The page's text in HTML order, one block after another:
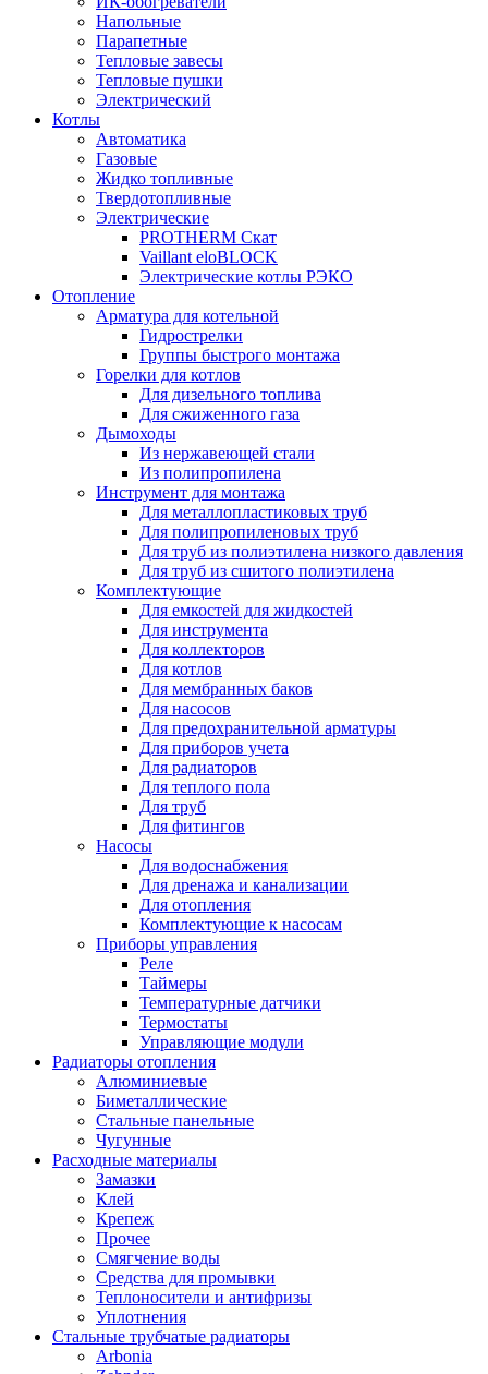
Напольные
Парапетные
Тепловые завесы
Тепловые пушки
Электрический
Котлы
Автоматика
Газовые
Жидко топливные
Твердотопливные
Электрические
PROTHERM Скат
Vaillant eloBLOCK
Электрические котлы РЭКО
Отопление
Арматура для котельной
Гидрострелки
Группы быстрого монтажа
Горелки для котлов
Для дизельного топлива
Для сжиженного газа
Дымоходы
Из нержавеющей стали
Из полипропилена
Инструмент для монтажа
Для металлопластиковых труб
Для полипропиленовых труб
Для труб из полиэтилена низкого давления
Для труб из сшитого полиэтилена
Комплектующие
Для емкостей для жидкостей
Для инструмента
Для коллекторов
Для котлов
Для мембранных баков
Для насосов
Для предохранительной арматуры
Для приборов учета
Для радиаторов
Для теплого пола
Для труб
Для фитингов
Насосы
Для водоснабжения
Для дренажа и канализации
Для отопления
Комплектующие к насосам
Приборы управления
Реле
Таймеры
Температурные датчики
Термостаты
Управляющие модули
Радиаторы отопления
Алюминиевые
Биметаллические
Стальные панельные
Чугунные
Расходные материалы
Замазки
Клей
Крепеж
Прочее
Смягчение воды
Средства для промывки
Теплоносители и антифризы
Уплотнения
Стальные трубчатые радиаторы
Arbonia